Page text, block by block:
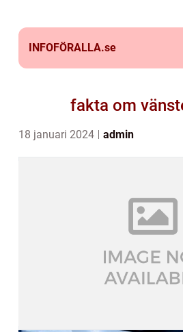
INFOFÖRALLA.se
fakta om
18 januari 2024 admin